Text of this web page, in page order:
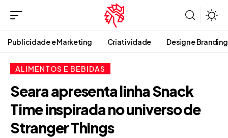
Publicidade e Marketing Criatividade Design e Branding
ALIMENTOS E BEBIDAS
Seara apresenta linha Snack
Time inspirada no universo de
Stranger Things